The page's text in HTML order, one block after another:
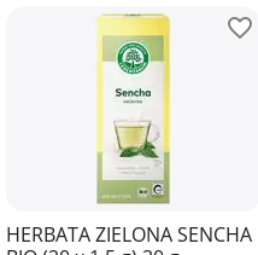
HERBATA ZIELONA SENCHA